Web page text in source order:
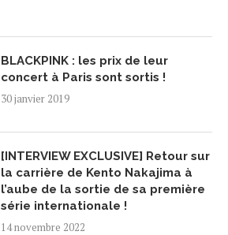
BLACKPINK : les prix de leur
concert à Paris sont sortis !
30 janvier 2019
[INTERVIEW EXCLUSIVE] Retour sur
la carrière de Kento Nakajima à
l’aube de la sortie de sa première
série internationale !
14 novembre 2022